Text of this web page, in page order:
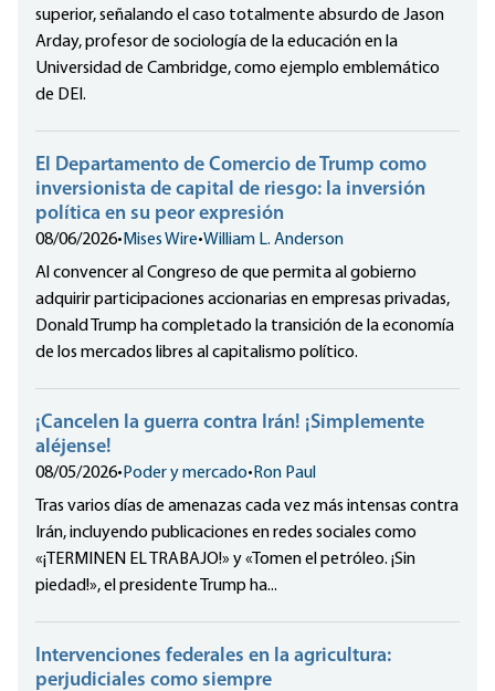
superior, señalando el caso totalmente absurdo de Jason
Arday, profesor de sociología de la educación en la
Universidad de Cambridge, como ejemplo emblemático
de DEI.
El Departamento de Comercio de Trump como
inversionista de capital de riesgo: la inversión
política en su peor expresión
08/06/2026• Mises Wire•William L. Anderson
Al convencer al Congreso de que permita al gobierno
adquirir participaciones accionarias en empresas privadas,
Donald Trump ha completado la transición de la economía
de los mercados libres al capitalismo político.
¡Cancelen la guerra contra Irán! ¡Simplemente
aléjense!
08/05/2026• Poder y mercado• Ron Paul
Tras varios días de amenazas cada vez más intensas contra
Irán, incluyendo publicaciones en redes sociales como
«¡TERMINEN EL TRABAJO!» y «Tomen el petróleo. ¡Sin
piedad!», el presidente Trump ha...
Intervenciones federales en la agricultura:
perjudiciales como siempre